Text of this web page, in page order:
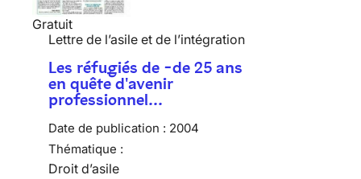
Gratuit
Lettre de l’asile et de l’intégration
Les réfugiés de -de 25 ans
en quête d'avenir
professionnel…
Date de publication : 2004
Thématique :
Droit d’asile